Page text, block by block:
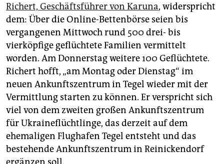
Richert, Geschäftsführer von Karuna, widerspricht
dem: Über die Online-Bettenbörse seien bis
vergangenen Mittwoch rund 500 drei- bis
vierköpfige geflüchtete Familien vermittelt
worden. Am Donnerstag weitere 100 Geflüchtete.
Richert hofft, „am Montag oder Dienstag“ im
neuen Ankunftszentrum in Tegel wieder mit der
Vermittlung starten zu können. Er verspricht sich
viel von dem zweiten großen Ankunftszentrum
für Ukraineflüchtlinge, das derzeit auf dem
ehemaligen Flughafen Tegel entsteht und das
bestehende Ankunftszentrum in Reinickendorf